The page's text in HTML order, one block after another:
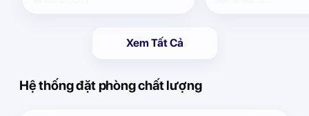
Effective Operations
quả, minh bạch
Xem Tất Cả
Hệ thống đặt phòng chất lượng